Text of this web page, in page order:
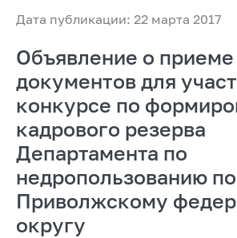
Дата публикации: 22 марта 2017
Объявление о приеме
документов для
конкурсе по
кадрового резерва
Департамента по
недропользованию по
Приволжскому
округу